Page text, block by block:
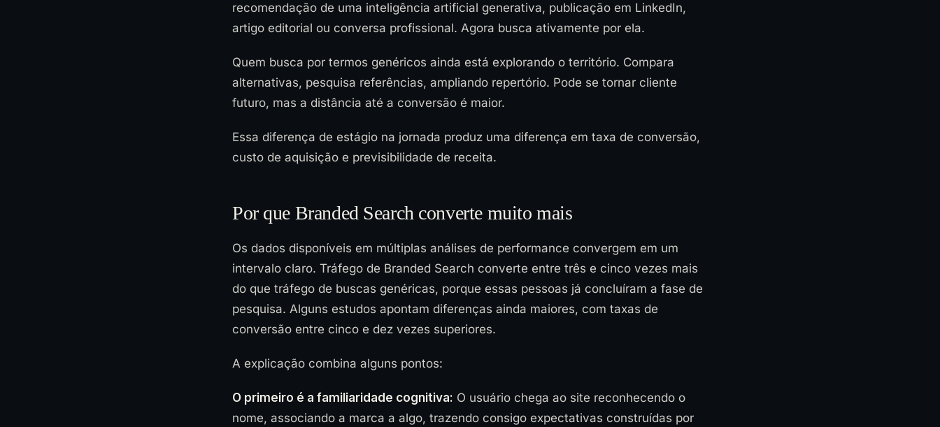
recomendação de uma inteligência artificial generativa, publicação em LinkedIn,
artigo editorial ou conversa profissional. Agora busca ativamente por ela.
Quem busca por termos genéricos ainda está explorando o território. Compara
alternativas, pesquisa referências, ampliando repertório. Pode se tornar cliente
futuro, mas a distância até a conversão é maior.
Essa diferença de estágio na jornada produz uma diferença em taxa de conversão,
custo de aquisição e previsibilidade de receita.
Por que Branded Search converte muito mais
Os dados disponíveis em múltiplas análises de performance convergem em um
intervalo claro. Tráfego de Branded Search converte entre três e cinco vezes mais
do que tráfego de buscas genéricas, porque essas pessoas já concluíram a fase de
pesquisa. Alguns estudos apontam diferenças ainda maiores, com taxas de
conversão entre cinco e dez vezes superiores.
A explicação combina alguns pontos:
O primeiro é a familiaridade cognitiva: O usuário chega ao site reconhecendo o
nome, associando a marca a algo, trazendo consigo expectativas construídas por